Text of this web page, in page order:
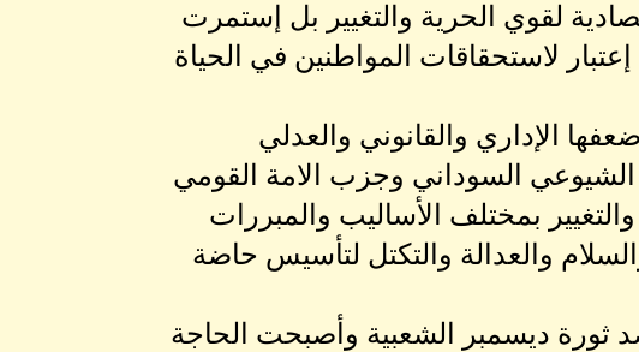
لقوي الحرية والتغيير بل إستمرت
لاستحقاقات المواطنين في الحياة
الإداري والقانوني والعدلي
السوداني وجزب الامة القومي
بمختلف الأساليب والمبررات
والعدالة والتكتل لتأسيس حاضة
ثورة ديسمبر الشعبية وأصبحت الحاجة